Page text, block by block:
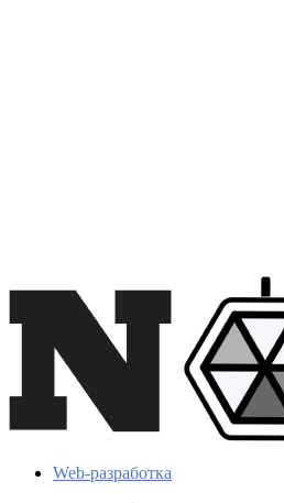
Web-разработка